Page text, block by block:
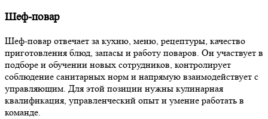
Шеф-повар
Шеф-повар отвечает за кухню, меню, рецептуры, качество
приготовления блюд, запасы и работу поваров. Он участвует в
подборе и обучении новых сотрудников, контролирует
соблюдение санитарных норм и напрямую взаимодействует с
управляющим. Для этой позиции нужны кулинарная
квалификация, управленческий опыт и умение работать в
команде.